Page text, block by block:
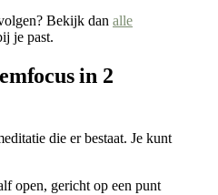
Bekijk dan alle
je past.
in 2
die er bestaat. Je kunt
open, gericht op een punt